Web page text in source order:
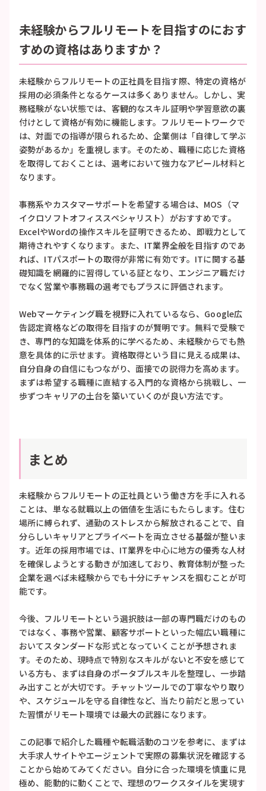
未経験からフルリモートを目指すのにおす
すめの資格はありますか？
未経験からフルリモートの正社員を目指す際、特定の資格が
採用の必須条件となるケースは多くありません。しかし、実
務経験がない状態では、客観的なスキル証明や学習意欲の裏
付けとして資格が有効に機能します。フルリモートワークで
は、対面での指導が限られるため、企業側は「自律して学ぶ
姿勢があるか」を重視します。そのため、職種に応じた資格
を取得しておくことは、選考において強力なアピール材料と
なります。
事務系やカスタマーサポートを希望する場合は、MOS（マ
イクロソフトオフィススペシャリスト）がおすすめです。
ExcelやWordの操作スキルを証明できるため、即戦力として
期待されやすくなります。また、IT業界全般を目指すのであ
れば、ITパスポートの取得が非常に有効です。ITに関する基
礎知識を網羅的に習得している証となり、エンジニア職だけ
でなく営業や事務職の選考でもプラスに評価されます。
Webマーケティング職を視野に入れているなら、Google広
告認定資格などの取得を目指すのが賢明です。無料で受験で
き、専門的な知識を体系的に学べるため、未経験からでも熱
意を具体的に示せます。資格取得という目に見える成果は、
自分自身の自信にもつながり、面接での説得力を高めます。
まずは希望する職種に直結する入門的な資格から挑戦し、一
歩ずつキャリアの土台を築いていくのが良い方法です。
まとめ
未経験からフルリモートの正社員という働き方を手に入れる
ことは、単なる就職以上の価値を生活にもたらします。住む
場所に縛られず、通勤のストレスから解放されることで、自
分らしいキャリアとプライベートを両立させる基盤が整いま
す。近年の採用市場では、IT業界を中心に地方の優秀な人材
を確保しようとする動きが加速しており、教育体制が整った
企業を選べば未経験からでも十分にチャンスを掴むことが可
能です。
今後、フルリモートという選択肢は一部の専門職だけのもの
ではなく、事務や営業、顧客サポートといった幅広い職種に
おいてスタンダードな形式となっていくことが予想されま
す。そのため、現時点で特別なスキルがないと不安を感じて
いる方も、まずは自身のポータブルスキルを整理し、一歩踏
み出すことが大切です。チャットツールでの丁寧なやり取り
や、スケジュールを守る自律性など、当たり前だと思ってい
た習慣がリモート環境では最大の武器になります。
この記事で紹介した職種や転職活動のコツを参考に、まずは
大手求人サイトやエージェントで実際の募集状況を確認する
ことから始めてみてください。自分に合った環境を慎重に見
極め、能動的に動くことで、理想のワークスタイルを実現す